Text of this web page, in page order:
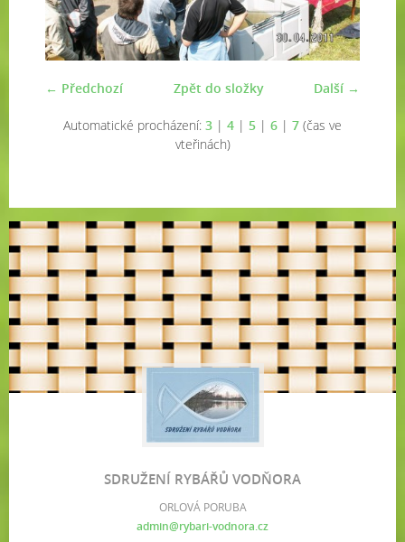
← Předchozí Další →
Zpět do složky
Automatické procházení: 3 | 4 | 5 | 6 | 7 (čas ve
vteřinách)
SDRUŽENÍ RYBÁŘŮ VODŇORA
ORLOVÁ PORUBA
admin@rybari-vodnora.cz